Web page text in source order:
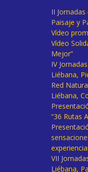
II
Paisaje y
Vídeo
Vídeo
Mejor”
IV
Liébana,
Red
Liébana,
“36 Rutas
VII
Liébana,